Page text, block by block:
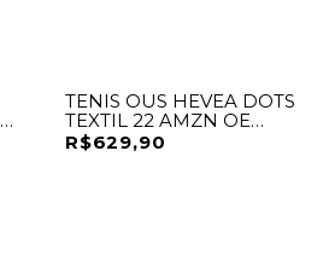
TENIS OUS HEVEA DOTS
TEXTIL 22 AMZN OE
BEGE
R$629,90